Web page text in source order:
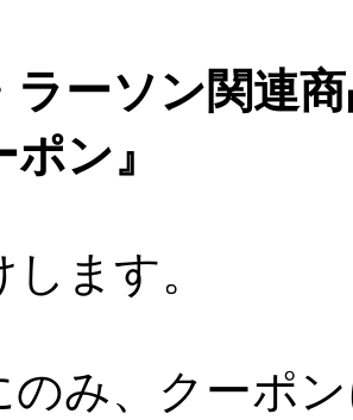
ラーソン関連
ン』
ます。
のみ、クーポ